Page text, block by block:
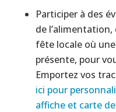
Participer à des
de
fête locale où
présente, pour
Emportez vos
ici pour
affiche et carte